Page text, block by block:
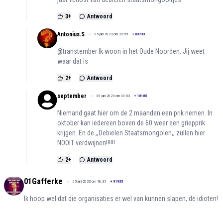
3+ Antwoord
Antonius.S 05 juni 2023 om 20:59 + 83733
@transtember Ik woon in het Oude Noorden. Jij weet
waar dat is
2+ Antwoord
september 06 juni 2023 om 00:53 + 18185
Niemand gaat hier om de 2 maanden een prik nemen. In
oktober kan iedereen boven de 60 weer een griepprik
krijgen. En de ,,Debielen Staatsmongolen,, zullen hier
NOOIT verdwijnen!!!!!!
2+ Antwoord
01Gafferke 05 juni 2023 om 18:35 + 91935
Ik hoop wel dat die organisaties er wel van kunnen slapen, de idioten!